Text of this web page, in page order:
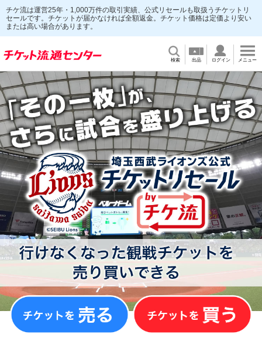
チケ流は運営25年・1,000万件の取引実績、公式リセールも取扱うチケットリ
セールです。チケットが届かなければ全額返金。チケット価格は定価より安い
または高い場合があります。
検索 出品 ログイン メニュー